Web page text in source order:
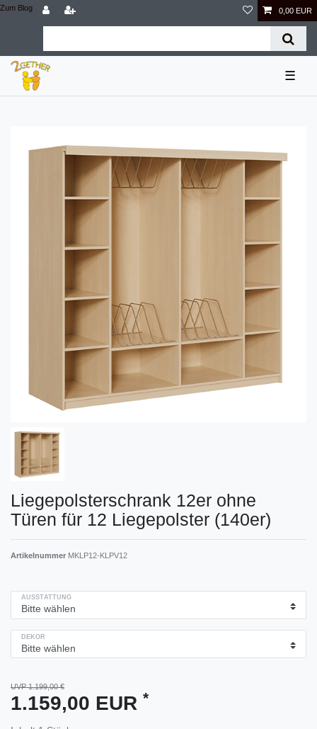
Zum Blog 0,00 EUR
☰
Liegepolsterschrank 12er ohne
Türen für 12 Liegepolster (140er)
Artikelnummer MKLP12-KLPV12
AUSSTATTUNG
DEKOR
UVP 1.199,00 €
1.159,00 EUR *